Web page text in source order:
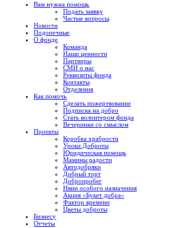
Вам нужна помощь
Подать заявку
Частые вопросы
Новости
Подопечные
О фонде
Команда
Наши ценности
Партнеры
СМИ о нас
Реквизиты фонда
Контакты
Отделения
Как помочь
Сделать пожертвование
Подписка на добро
Стать волонтером фонда
Вечеринки со смыслом
Проекты
Коробка храбрости
Уроки Доброты
Юридическая помощь
Мамины радости
Автодобряки
Добрый торт
Добропробег
Няни особого назначения
Акция «Букет добра»
Фактор времени
Цветы доброты
Бизнесу
Отчеты